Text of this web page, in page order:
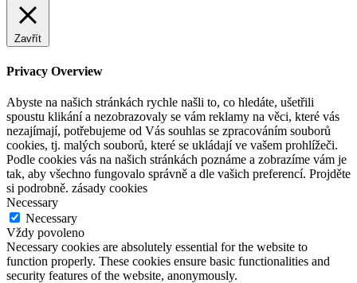
Zavřít
Privacy Overview
Abyste na našich stránkách rychle našli to, co hledáte, ušetřili
spoustu klikání a nezobrazovaly se vám reklamy na věci, které vás
nezajímají, potřebujeme od Vás souhlas se zpracováním souborů
cookies, tj. malých souborů, které se ukládají ve vašem prohlížeči.
Podle cookies vás na našich stránkách poznáme a zobrazíme vám je
tak, aby všechno fungovalo správně a dle vašich preferencí. Projděte
si podrobně. zásady cookies
Necessary
Necessary
Vždy povoleno
Necessary cookies are absolutely essential for the website to
function properly. These cookies ensure basic functionalities and
security features of the website, anonymously.